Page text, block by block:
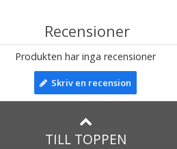
Recensioner
Produkten har inga recensioner
Skriv en recension
TILL TOPPEN